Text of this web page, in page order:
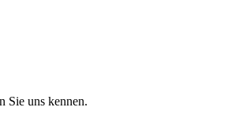
Sie uns kennen.